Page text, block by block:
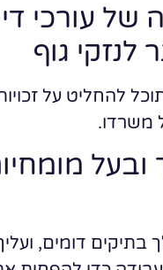
עורכי
לנזקי גוף
להחליט על
משרדו.
בתיקים דומים,